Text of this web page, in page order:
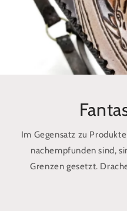
Im Gegensatz zu
nachempfunden sind,
Grenzen gesetzt.